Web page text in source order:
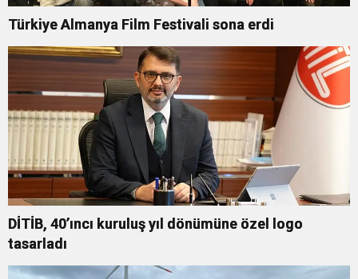
Türkiye Almanya Film Festivali sona erdi
DİTİB, 40’ıncı kuruluş yıl dönümüne özel logo
tasarladı